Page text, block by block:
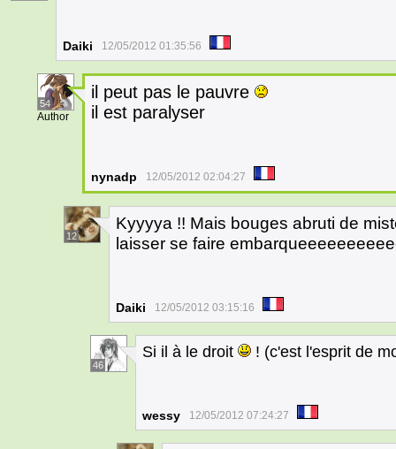
Daiki 12/05/2012 01:35:56
54
Author
il peut pas le pauvre
il est paralyser
nynadp 12/05/2012 02:04:27
12
Kyyyya !! Mais bouges abruti de
laisser se faire
Daiki 12/05/2012 03:15:16
46
Si il à le droit ! (c'est l'esprit de
wessy 12/05/2012 07:24:27